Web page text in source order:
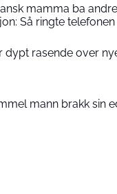
mamma ba
Så ringte telefonen
dypt rasende over
mann brakk sin